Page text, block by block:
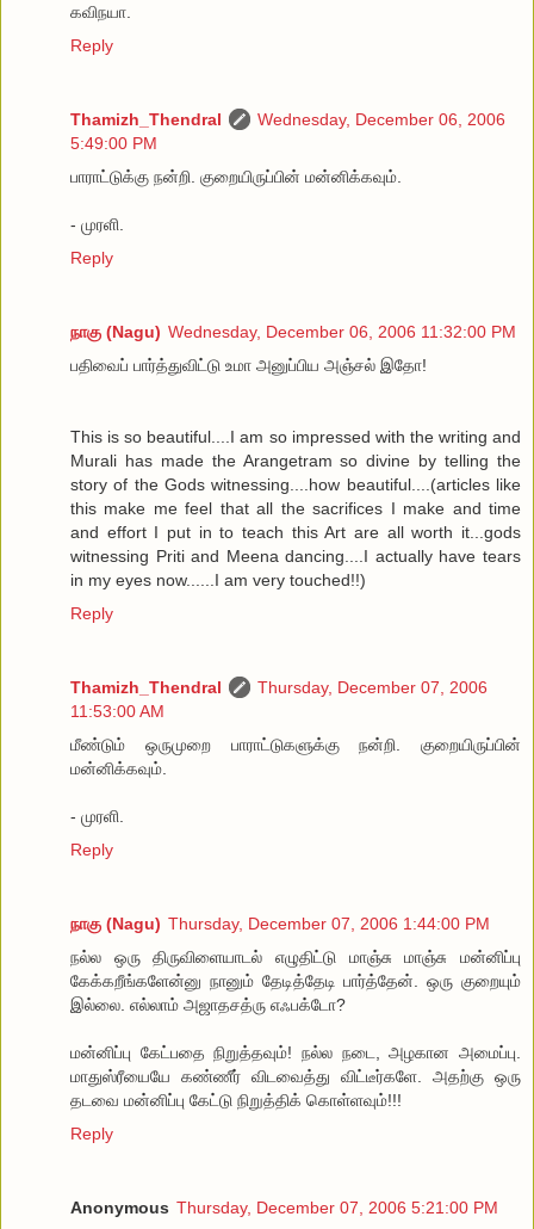
கவிநயா.
Reply
Thamizh_Thendral
Wednesday, December 06, 2006
5:49:00 PM
பாராட்டுக்கு நன்றி. குறையிருப்பின் மன்னிக்கவும்.
- முரளி.
Reply
நாகு (Nagu) Wednesday, December 06, 2006 11:32:00 PM
பதிவைப் பார்த்துவிட்டு உமா அனுப்பிய அஞ்சல் இதோ!
This is so beautiful....I am so impressed with the writing and
Murali has made the Arangetram so divine by telling the
story of the Gods witnessing....how beautiful....(articles like
this make me feel that all the sacrifices I make and time
and effort I put in to teach this Art are all worth it...gods
witnessing Priti and Meena dancing....I actually have tears
in my eyes now......I am very touched!!)
Reply
Thamizh_Thendral
Thursday, December 07, 2006
11:53:00 AM
மீண்டும் ஒருமுறை பாராட்டுகளுக்கு நன்றி. குறையிருப்பின்
மன்னிக்கவும்.
- முரளி.
Reply
நாகு (Nagu) Thursday, December 07, 2006 1:44:00 PM
நல்ல ஒரு திருவிளையாடல் எழுதிட்டு மாஞ்சு மாஞ்சு மன்னிப்பு
கேக்கறீங்களேன்னு நானும் தேடித்தேடி பார்த்தேன். ஒரு குறையும்
இல்லை. எல்லாம் அஜாதசத்ரு எஃபக்டோ?
மன்னிப்பு கேட்பதை நிறுத்தவும்! நல்ல நடை, அழகான அமைப்பு.
மாதுஸ்ரீயையே கண்ணீர் விடவைத்து விட்டீர்களே. அதற்கு ஒரு
தடவை மன்னிப்பு கேட்டு நிறுத்திக் கொள்ளவும்!!!
Reply
Anonymous Thursday, December 07, 2006 5:21:00 PM